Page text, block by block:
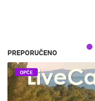
PREPORUČENO